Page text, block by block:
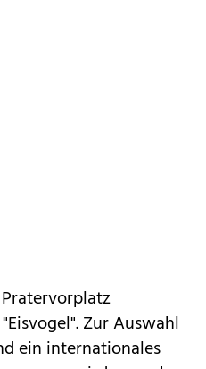
Zur Auswahl
ein internationales